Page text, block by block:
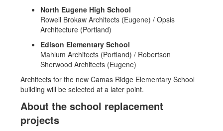
North Eugene High School
Rowell Brokaw Architects (Eugene) / Opsis
Architecture (Portland)
Edison Elementary School
Mahlum Architects (Portland) / Robertson
Sherwood Architects (Eugene)
Architects for the new Camas Ridge Elementary School
building will be selected at a later point.
About the school replacement
projects